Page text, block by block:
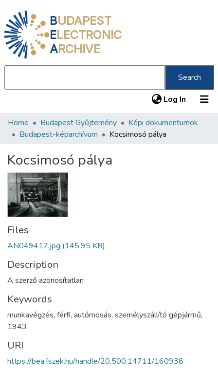
BUDAPEST
ELECTRONIC
ARCHIVE
Search
Log In (current)
Communities & Collections
Statistics
About us
Home Budapest Gyűjtemény
Képi dokumentumok
Budapest-képarchívum
Kocsimosó pálya
Kocsimosó pálya
Files
AN049417.jpg (145.95 KB)
Description
A szerző azonosítatlan
Keywords
munkavégzés, férfi, autómosás, személyszállító gépjármű,
1943
URI
https://bea.fszek.hu/handle/20.500.14711/160938